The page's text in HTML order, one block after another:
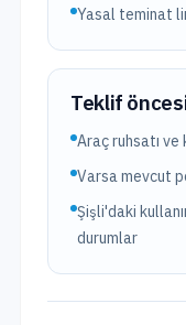
Yasal teminat
Teklif
Araç ruhsatı ve
Varsa mevcut
Şişli'daki
durumlar